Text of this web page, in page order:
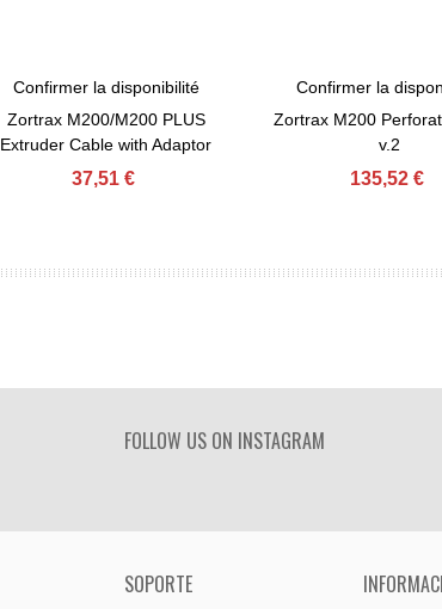
View More
Confirmer la disponibilité
Zortrax M200/M200 PLUS
Extruder Cable with Adaptor
37,51 €
View More
Confirmer la
Zortrax M200
v.2
135,52 €
FOLLOW US ON INSTAGRAM
SOPORTE